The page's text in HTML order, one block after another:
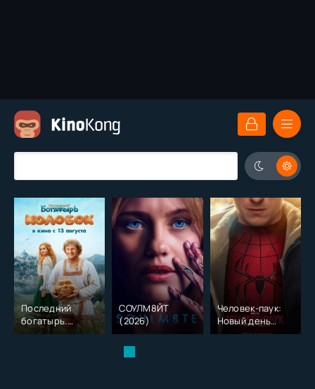
Последний
богатырь.
Колобок (2026)
СОУЛМ8ЙТ
(2026)
Человек-паук:
Новый день
(2026)